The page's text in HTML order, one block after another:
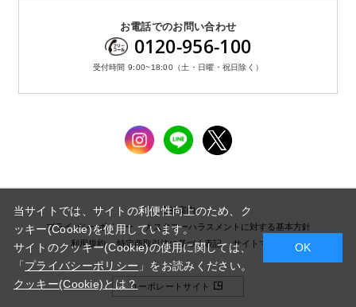
お電話でのお問い合わせ
0120-956-100
受付時間 9:00~18:00（土・日曜・祝日除く）
会社案内
プライバシーポリシー
カスタマーハラスメントに対する基本方針
利用規約
特定商取引法に基づく表記 サイトマップ
コーポレートサイト
当サイトでは、サイトの利便性向上のため、ク
ッキー(Cookie)を使用しています。
サイトのクッキー(Cookie)の使用に関しては、
「プライバシーポリシー 」をお読みください。
クッキー(Cookie)とは？
OK